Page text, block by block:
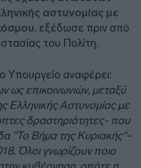
αστυνομίας με
, εξέδωσε πριν από
του Πολίτη.
Υπουργείο αναφέρει:
επικοινωνιών, μεταξύ
Ελληνικής Αστυνομίας με
δραστηριότητες- που
"Το Βήμα της Κυριακής"-
Όλοι γνωρίζουν ποιο